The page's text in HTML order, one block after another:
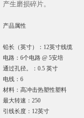
产生磨损碎片。
产品属性
铅长（英寸）： 12英寸线缆
电路： 6个电路 @ 5安培
通过孔径。： 0.5 英寸
电线： 6
材料： 高冲击热塑性塑料
最大转速： 250
引线长度： 12英寸